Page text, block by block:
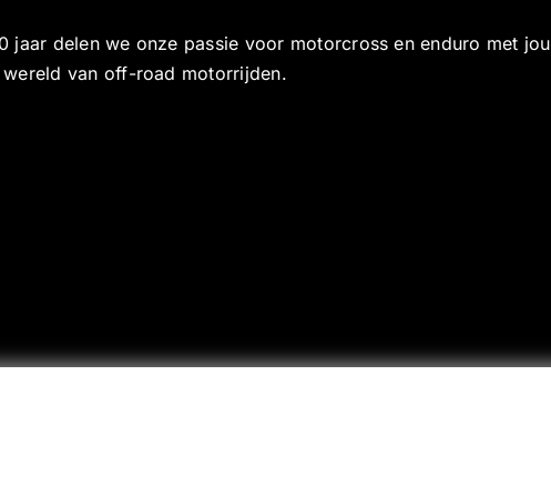
jaar delen we onze passie voor motorcross en enduro met jou
van off-road motorrijden.